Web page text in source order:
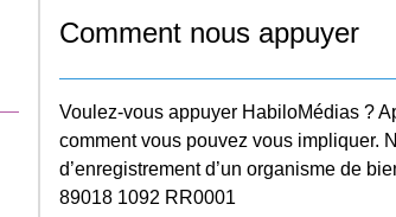
Comment nous appuyer
Voulez-vous appuyer HabiloMédias ?
comment vous pouvez vous impliquer.
d’enregistrement d’un organisme de
89018 1092 RR0001